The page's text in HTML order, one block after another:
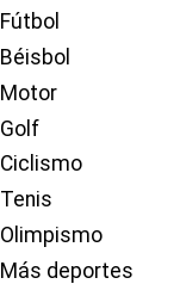
Fútbol
Béisbol
Motor
Golf
Ciclismo
Tenis
Olimpismo
Más deportes